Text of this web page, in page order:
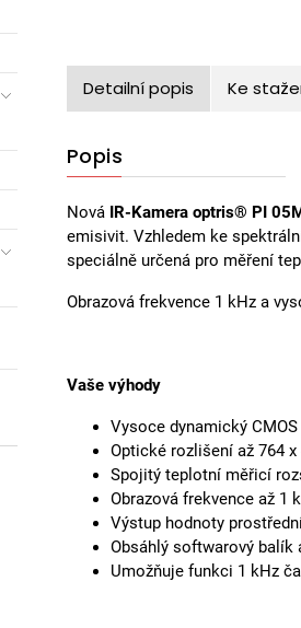
Detailní popis Ke
Popis
Nová IR-Kamera optris® PI
emisivit. Vzhledem ke
speciálně určená pro měření
Obrazová frekvence 1 kHz a
Vaše výhody
Vysoce dynamický
Optické rozlišení až 764 x
Spojitý teplotní měřicí
Obrazová frekvence až 1
Výstup hodnoty
Obsáhlý softwarový balík
Umožňuje funkci 1 kHz